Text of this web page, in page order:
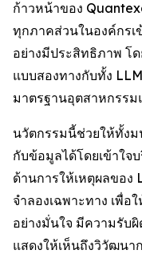
ก้าวหน้าของ
ทุกภาคส่วนในองค์กรเ
อย่างมีประสิทธิภาพ โ
แบบสองทางกับทั้ง
มาตรฐานอุตสาหกรรม
นวัตกรรมนี้ช่วยให้ทั้งม
กับข้อมูลได้โดยเข้าใ
ด้านการให้เหตุผลของ
จำลองเฉพาะทาง เพื่อ
อย่างมั่นใจ มีความรับ
แสดงให้เห็นถึงวิวัฒนา